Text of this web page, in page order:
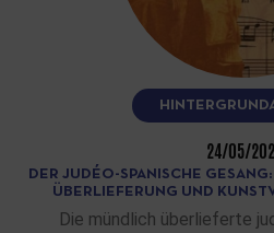
24/05/
DER JUDÉO-SPANISCHE
ÜBERLIEFERUNG UND
Die mündlich überlieferte